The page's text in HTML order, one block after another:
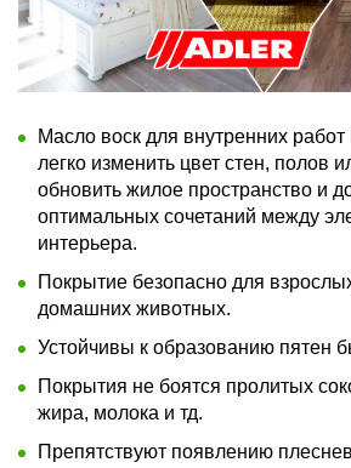
Масло воск для внутренних
легко изменить цвет стен, полов
обновить жилое пространство и
оптимальных сочетаний между
интерьера.
Покрытие безопасно для
домашних животных.
Устойчивы к образованию пятен
Покрытия не боятся пролитых
жира, молока и тд.
Препятствуют появлению